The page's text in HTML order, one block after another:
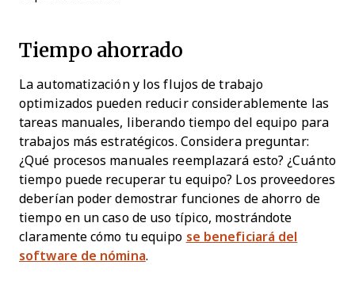
Tiempo ahorrado
La automatización y los flujos de trabajo
optimizados pueden reducir considerablemente las
tareas manuales, liberando tiempo del equipo para
trabajos más estratégicos. Considera preguntar:
¿Qué procesos manuales reemplazará esto? ¿Cuánto
tiempo puede recuperar tu equipo? Los proveedores
deberían poder demostrar funciones de ahorro de
tiempo en un caso de uso típico, mostrándote
claramente cómo tu equipo se beneficiará del
software de nómina.